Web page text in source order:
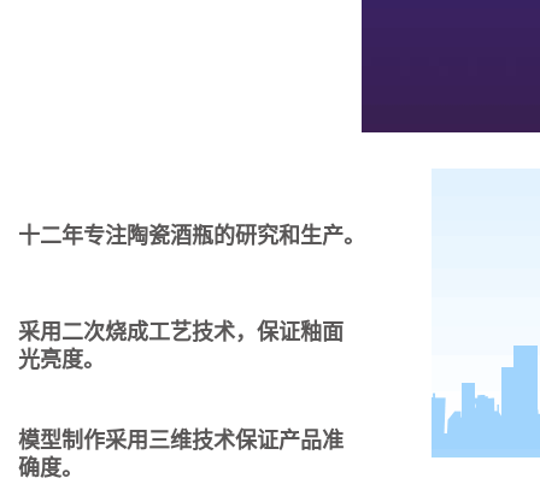
十二年专注陶瓷酒瓶的研究和生产。
采用二次烧成工艺技术，保证釉面
光亮度。
模型制作采用三维技术保证产品准
确度。